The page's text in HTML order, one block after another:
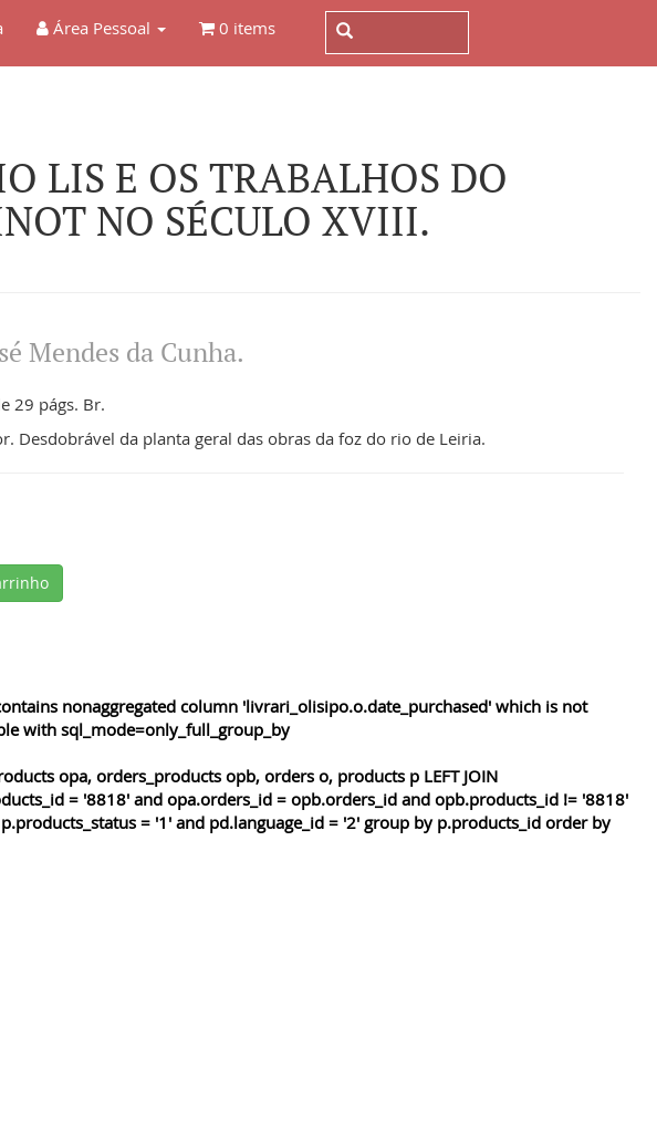
Área Pessoal 0 items
LIS E OS TRABALHOS DO
NO SÉCULO XVIII.
Mendes da Cunha.
29 págs. Br.
Desdobrável da planta geral das obras da foz do rio de Leiria.
nonaggregated column 'livrari_olisipo.o.date_purchased' which is not
with sql_mode=only_full_group_by
opa, orders_products opb, orders o, products p LEFT JOIN
= '8818' and opa.orders_id = opb.orders_id and opb.products_id != '8818'
= '1' and pd.language_id = '2' group by p.products_id order by